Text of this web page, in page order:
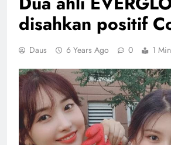
disahkan positif
Daus 6 Years Ago 0 1